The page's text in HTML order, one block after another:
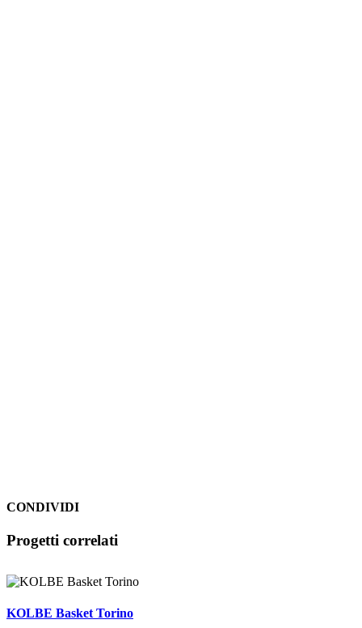
CONDIVIDI
Facebook
LinkedIn
WhatsApp
Pinterest
Email
Progetti correlati
KOLBE Basket Torino